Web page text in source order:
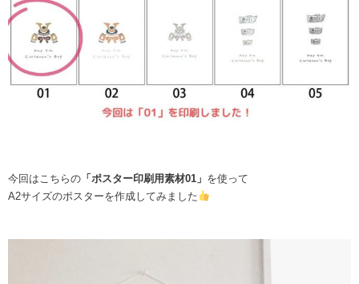
今回はこちらの 「ポスター印刷用素材01」 を使って
A2サイズのポスターを作成してみました